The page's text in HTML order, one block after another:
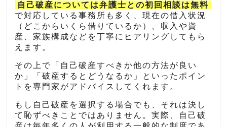
自己破産については弁護士との初回相談は無料
で対応している事務所も多く、現在の借入状況
（どこからいくら借りているか）、収入や資
産、家族構成などを丁寧にヒアリングしてもら
えます。
その上で「自己破産すべきか他の方法が良い
か」「破産するとどうなるか」といったポイン
トを専門家がアドバイスしてくれます。
もし自己破産を選択する場合でも、それは決し
て恥ずべきことではありません。実際、自己破